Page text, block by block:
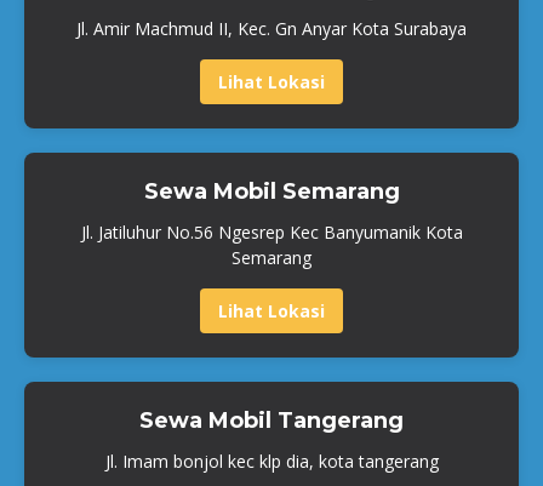
Jl. Amir Machmud II, Kec. Gn Anyar Kota Surabaya
Lihat Lokasi
Sewa Mobil Semarang
Jl. Jatiluhur No.56 Ngesrep Kec Banyumanik Kota
Semarang
Lihat Lokasi
Sewa Mobil Tangerang
Jl. Imam bonjol kec klp dia, kota tangerang